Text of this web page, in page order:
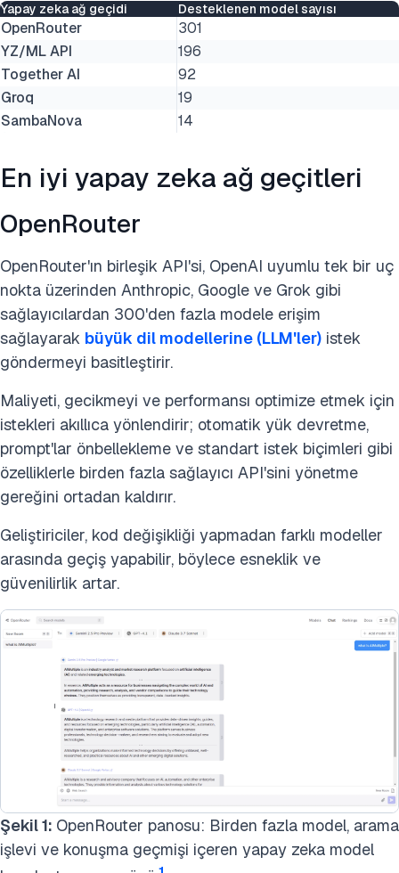
Yapay zeka ağ geçidi Desteklenen model sayısı
OpenRouter
301
YZ/ML API
196
Together AI
92
Groq
19
SambaNova
14
En iyi yapay zeka ağ geçitleri
OpenRouter
OpenRouter'ın birleşik API'si, OpenAI uyumlu tek bir uç
nokta üzerinden Anthropic, Google ve Grok gibi
sağlayıcılardan 300'den fazla modele erişim
sağlayarak büyük dil modellerine (LLM'ler) istek
göndermeyi basitleştirir.
Maliyeti, gecikmeyi ve performansı optimize etmek için
istekleri akıllıca yönlendirir; otomatik yük devretme,
prompt'lar önbellekleme ve standart istek biçimleri gibi
özelliklerle birden fazla sağlayıcı API'sini yönetme
gereğini ortadan kaldırır.
Geliştiriciler, kod değişikliği yapmadan farklı modeller
arasında geçiş yapabilir, böylece esneklik ve
güvenilirlik artar.
Şekil 1: OpenRouter panosu: Birden fazla model, arama
işlevi ve konuşma geçmişi içeren yapay zeka model